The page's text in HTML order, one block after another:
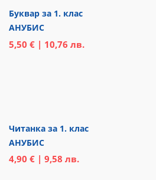
Буквар за 1. клас
АНУБИС
5,50 € | 10,76 лв.
Читанка за 1. клас
АНУБИС
4,90 € | 9,58 лв.